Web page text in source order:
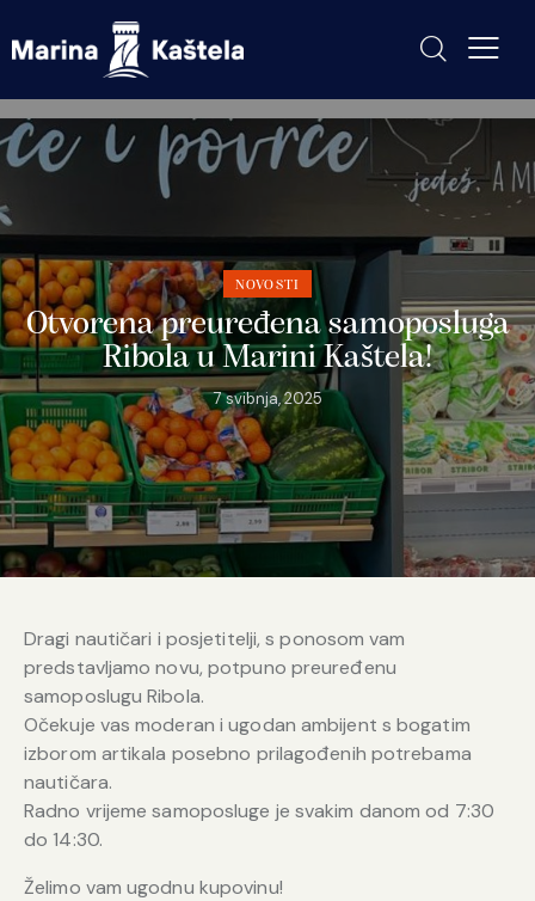
NOVOSTI
Otvorena preuređena samoposluga
Ribola u Marini Kaštela!
7 svibnja, 2025
Dragi nautičari i posjetitelji, s ponosom vam
predstavljamo novu, potpuno preuređenu
samoposlugu Ribola.
Očekuje vas moderan i ugodan ambijent s bogatim
izborom artikala posebno prilagođenih potrebama
nautičara.
Radno vrijeme samoposluge je svakim danom od 7:30
do 14:30.
Želimo vam ugodnu kupovinu!